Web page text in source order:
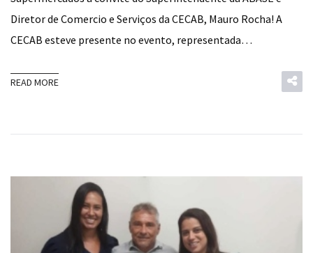
Diretor de Comercio e Serviços da CECAB, Mauro Rocha! A
CECAB esteve presente no evento, representada…
READ MORE